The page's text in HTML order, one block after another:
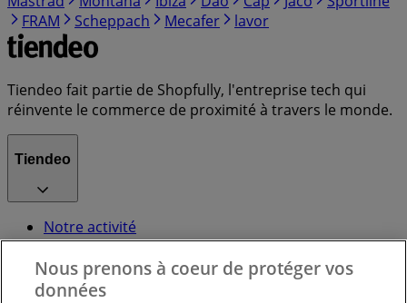
FRAM
Scheppach Mecafer lavor
Tiendeo fait partie de Shopfully, l'entreprise tech qui
réinvente le commerce de proximité à travers le monde.
Tiendeo
Notre activité
Solutions professionnelles
Nouvelles et médias
Travaillez avec nous
Nous prenons à coeur de protéger vos
données